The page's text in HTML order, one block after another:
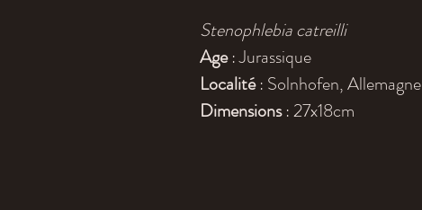
Stenophlebia catreilli
Age: Jurassique
Localité: Solnhofen, Allemagne
Dimensions: 27x18cm